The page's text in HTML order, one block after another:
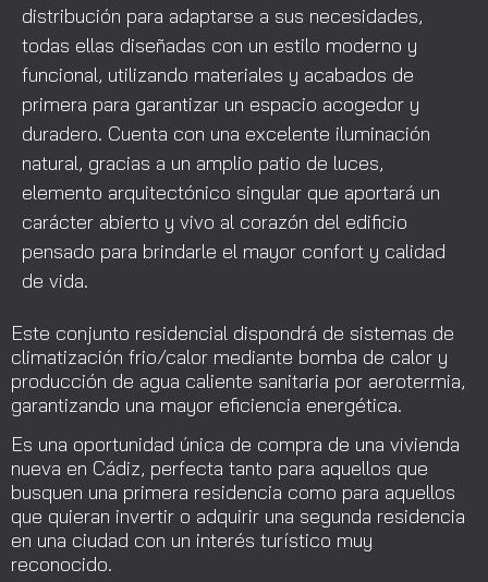
distribución para adaptarse a sus necesidades,
todas ellas diseñadas con un estilo moderno y
funcional, utilizando materiales y acabados de
primera para garantizar un espacio acogedor y
duradero. Cuenta con una excelente iluminación
natural, gracias a un amplio patio de luces,
elemento arquitectónico singular que aportará un
carácter abierto y vivo al corazón del edificio
pensado para brindarle el mayor confort y calidad
de vida.
Este conjunto residencial dispondrá de sistemas de
climatización frio/calor mediante bomba de calor y
producción de agua caliente sanitaria por aerotermia,
garantizando una mayor eficiencia energética.
Es una oportunidad única de compra de una vivienda
nueva en Cádiz, perfecta tanto para aquellos que
busquen una primera residencia como para aquellos
que quieran invertir o adquirir una segunda residencia
en una ciudad con un interés turístico muy
reconocido.